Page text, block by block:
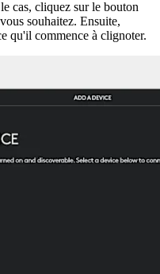
cas, cliquez sur le bouton
souhaitez. Ensuite,
qu'il commence à clignoter.